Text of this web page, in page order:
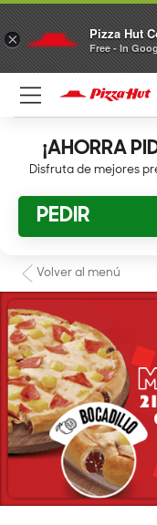
× Pizza Hut
Free - In
¡AHORRA
Disfruta de mejores
PEDIR
Volver al menú